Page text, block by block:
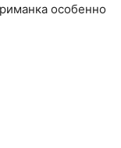
особенно